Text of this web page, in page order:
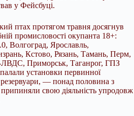
у Фейсбуці.
птах протягом травня досягнув
промисловості окупанта 18+:
Волгоград, Ярославль,
Кстово, Рязань, Тамань, Перм,
ЛВДС, Приморськ, Таганрог, ГПЗ
установки первинної
— понад половина з
свою діяльність упродовж